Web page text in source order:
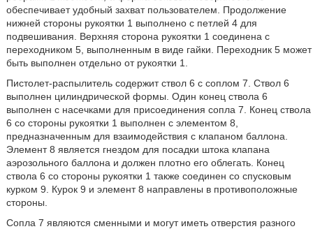
обеспечивает удобный захват пользователем. Продолжение
нижней стороны рукоятки 1 выполнено с петлей 4 для
подвешивания. Верхняя сторона рукоятки 1 соединена с
переходником 5, выполненным в виде гайки. Переходник 5 может
быть выполнен отдельно от рукоятки 1.
Пистолет-распылитель содержит ствол 6 с соплом 7. Ствол 6
выполнен цилиндрической формы. Один конец ствола 6
выполнен с насечками для присоединения сопла 7. Конец ствола
6 со стороны рукоятки 1 выполнен с элементом 8,
предназначенным для взаимодействия с клапаном баллона.
Элемент 8 является гнездом для посадки штока клапана
аэрозольного баллона и должен плотно его облегать. Конец
ствола 6 со стороны рукоятки 1 также соединен со спусковым
курком 9. Курок 9 и элемент 8 направлены в противоположные
стороны.
Сопла 7 являются сменными и могут иметь отверстия разного